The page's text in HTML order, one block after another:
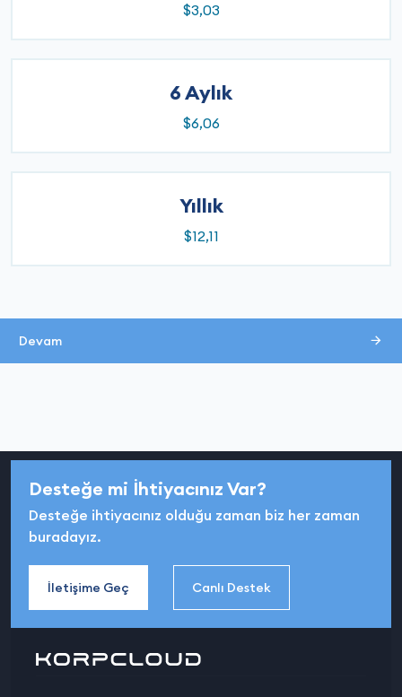
$3,03
6 Aylık
$6,06
Yıllık
$12,11
Devam
Desteğe mi İhtiyacınız Var?
Desteğe ihtiyacınız olduğu zaman biz her zaman
buradayız.
İletişime Geç Canlı Destek